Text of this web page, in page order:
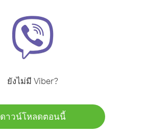
ยังไม่มี Viber?
ดาวน์โหลดตอนนี้